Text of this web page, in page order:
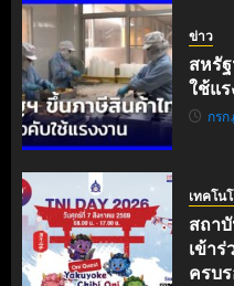
ข่าว
สหรั
ใช้แ
กร
เทคโน
สถา
เข้า
ครบ